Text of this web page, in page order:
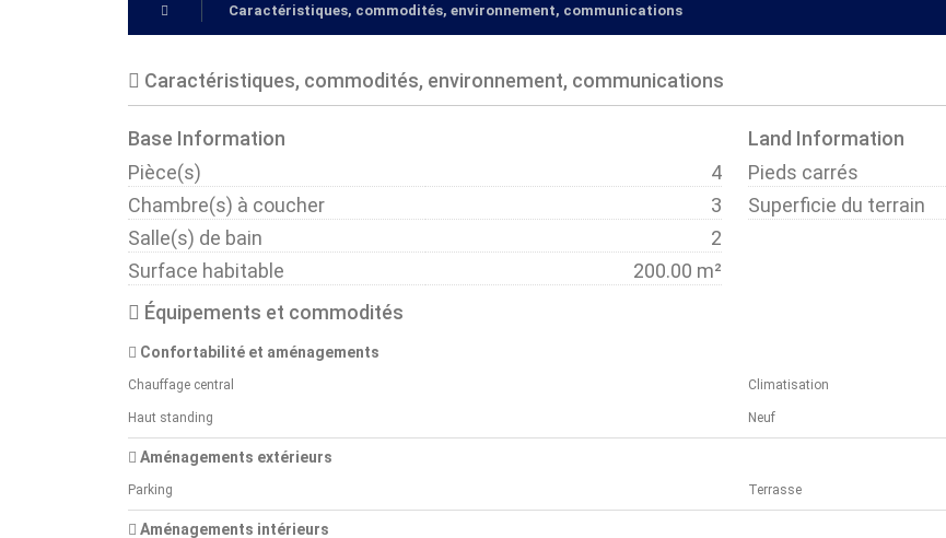
Caractéristiques, commodités, environnement, communications
Caractéristiques, commodités, environnement, communications
Base Information
Pièce(s)
4
Chambre(s) à coucher
3
Salle(s) de bain
2
Surface habitable
200.00 m²
Land Information
Pieds carrés
Superficie du terrain
Équipements et commodités
Confortabilité et aménagements
Chauffage central Climatisation
Haut standing Neuf
Aménagements extérieurs
Parking Terrasse
Aménagements intérieurs